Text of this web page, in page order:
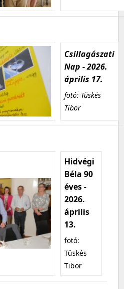
Csillagászati
Nap - 2026.
április 17.
fotó: Tüskés
Tibor
Hidvégi
Béla 90
éves -
2026.
április
13.
fotó:
Tüskés
Tibor